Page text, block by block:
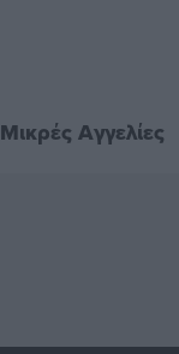
Μικρές Αγγελίες